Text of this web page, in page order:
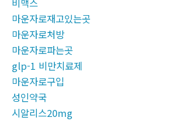
비맥스
마운자로재고있는곳
마운자로처방
마운자로파는곳
glp-1 비만치료제
마운자로구입
성인약국
시알리스20mg